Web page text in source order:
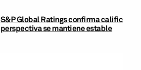
S&P Global Ratings confirma calificación
perspectiva se mantiene estable